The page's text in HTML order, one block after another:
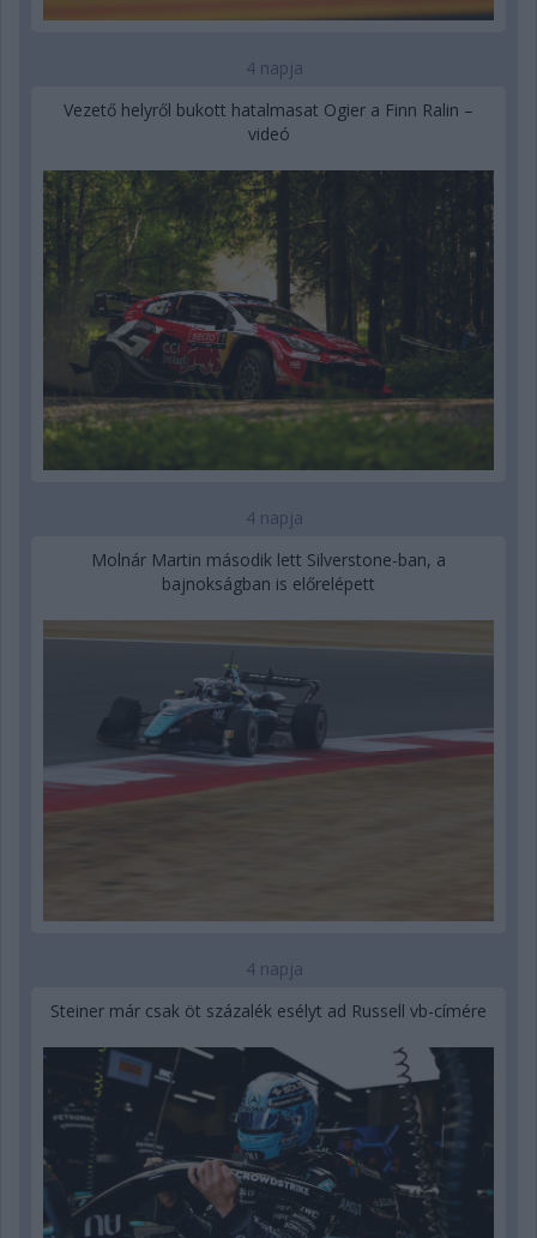
4 napja
Vezető helyről bukott hatalmasat Ogier a Finn Ralin –
videó
4 napja
Molnár Martin második lett Silverstone-ban, a
bajnokságban is előrelépett
4 napja
Steiner már csak öt százalék esélyt ad Russell vb-címére